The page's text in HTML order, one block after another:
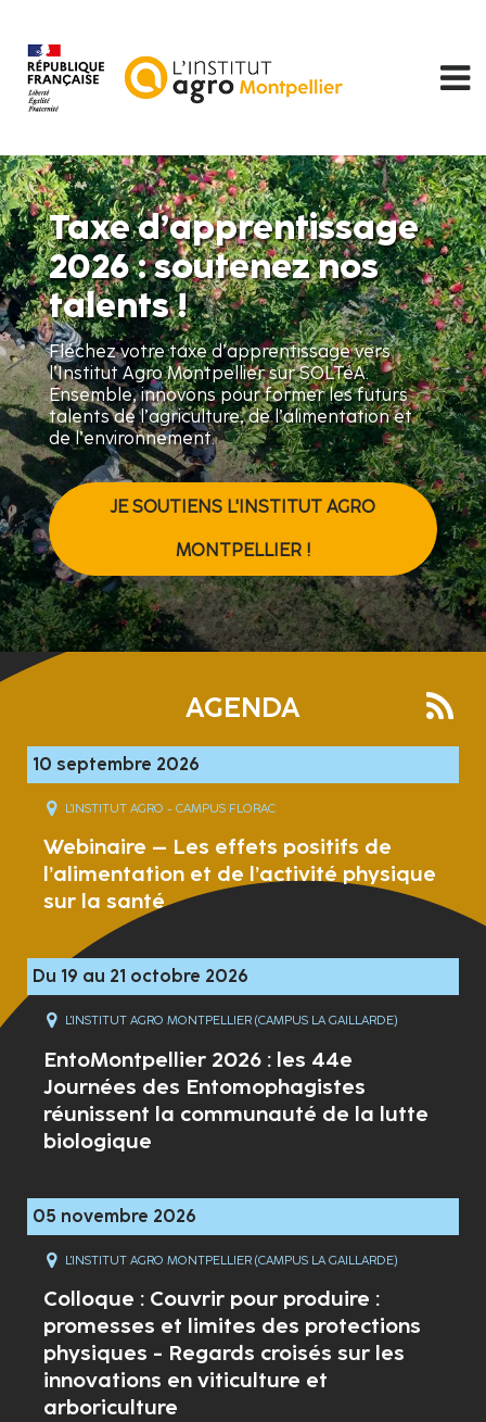
contenu
principal
Taxe d’apprentissage
2026 : soutenez nos
talents !
Fléchez votre taxe d’apprentissage vers
l’Institut Agro Montpellier sur SOLTéA.
Ensemble, innovons pour former les futurs
talents de l’agriculture, de l’alimentation et
de l’environnement.
JE SOUTIENS L'INSTITUT AGRO
MONTPELLIER !
AGENDA
10 septembre 2026
L'INSTITUT AGRO - CAMPUS FLORAC
Webinaire – Les effets positifs de
l’alimentation et de l’activité physique
sur la santé
Du 19 au 21 octobre 2026
L'INSTITUT AGRO MONTPELLIER (CAMPUS LA GAILLARDE)
EntoMontpellier 2026 : les 44e
Journées des Entomophagistes
réunissent la communauté de la lutte
biologique
05 novembre 2026
L'INSTITUT AGRO MONTPELLIER (CAMPUS LA GAILLARDE)
Colloque : Couvrir pour produire :
promesses et limites des protections
physiques - Regards croisés sur les
innovations en viticulture et
arboriculture